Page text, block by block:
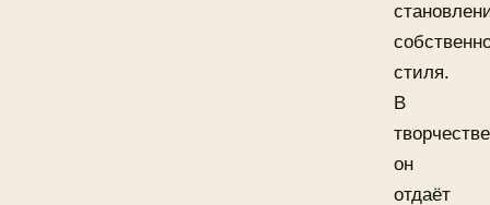
стиля.
В
творчестве
он
отдаёт